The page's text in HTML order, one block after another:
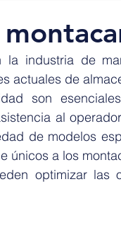
la industria de
actuales de
son
al
de modelos
únicos a los
optimizar las